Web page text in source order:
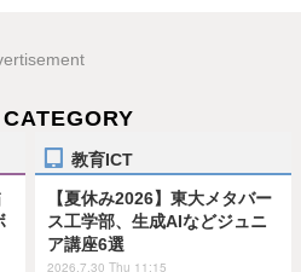
教育ICT
【夏休み2026】東大メタバー
ス工学部、生成AIなどジュニ
ア講座6選
2026.7.30 Thu 11:15